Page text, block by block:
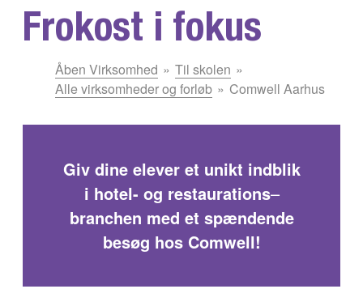
Frokost i fokus
Åben Virksomhed
Til skolen
Alle virksomheder og forløb
Comwell Aarhus
Giv dine elever et unikt indblik
i hotel- og restaurations–
branchen med et spændende
besøg hos Comwell!